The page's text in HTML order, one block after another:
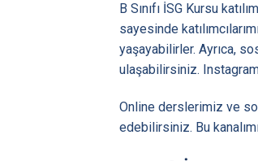
B Sınıfı İSG Kursu
sayesinde
yaşayabilirler. Ayrıca,
ulaşabilirsiniz.
Online derslerimiz ve
edebilirsiniz. Bu